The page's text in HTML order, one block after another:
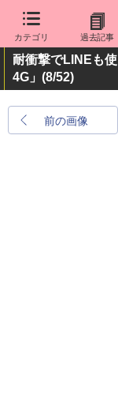
カテゴリ 過去記事
耐衝撃でLINEも
4G」 (8/52)
前の画像